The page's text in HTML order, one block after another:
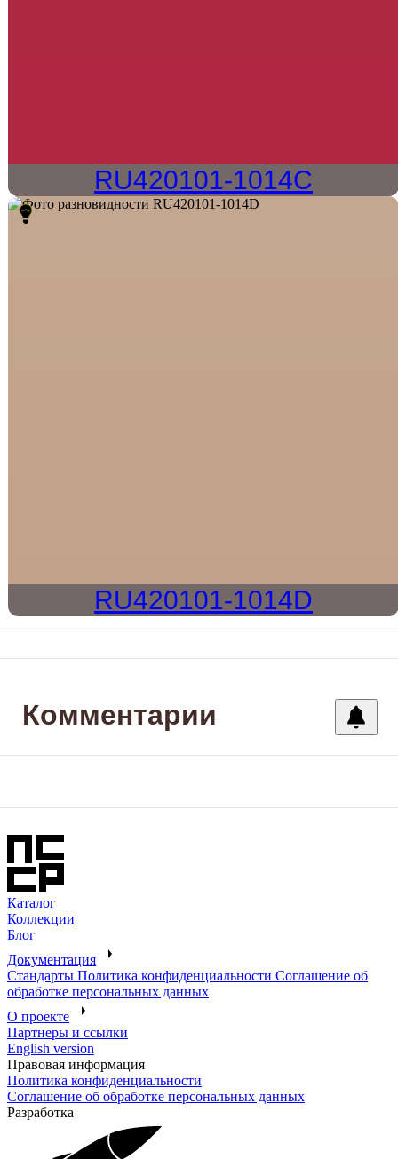
RU420101-1014C
RU420101-1014D
Комментарии
Каталог
Коллекции
Блог
Документация
Стандарты Политика конфиденциальности Соглашение об
обработке персональных данных
О проекте
Партнеры и ссылки
English version
Правовая информация
Политика конфиденциальности
Соглашение об обработке персональных данных
Разработка